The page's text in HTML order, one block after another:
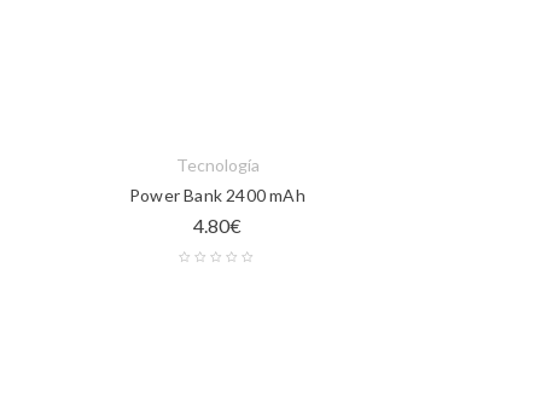
Tecnología
Power Bank 2400 mAh
4.80€